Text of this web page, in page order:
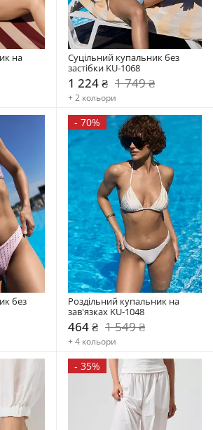
на
Суцільний купальник без
застібки KU-1068
1 224 ₴ 1 749 ₴
+ 2 кольори
без
- 70%
Роздільний купальник на
зав'язках KU-1048
464 ₴ 1 549 ₴
+ 4 кольори
- 35%